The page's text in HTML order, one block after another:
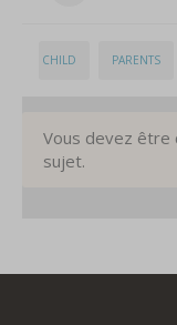
CHILD PARENTS
Vous devez être
sujet.